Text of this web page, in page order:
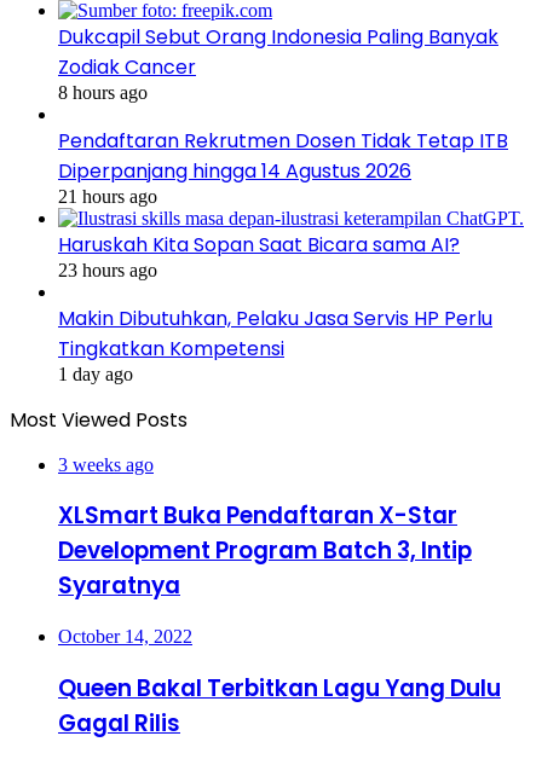
Dukcapil Sebut Orang Indonesia Paling Banyak
Zodiak Cancer
8 hours ago
Pendaftaran Rekrutmen Dosen Tidak Tetap ITB
Diperpanjang hingga 14 Agustus 2026
21 hours ago
Haruskah Kita Sopan Saat Bicara sama AI?
23 hours ago
Makin Dibutuhkan, Pelaku Jasa Servis HP Perlu
Tingkatkan Kompetensi
1 day ago
Most Viewed Posts
3 weeks ago
XLSmart Buka Pendaftaran X-Star
Development Program Batch 3, Intip
Syaratnya
October 14, 2022
Queen Bakal Terbitkan Lagu Yang Dulu
Gagal Rilis